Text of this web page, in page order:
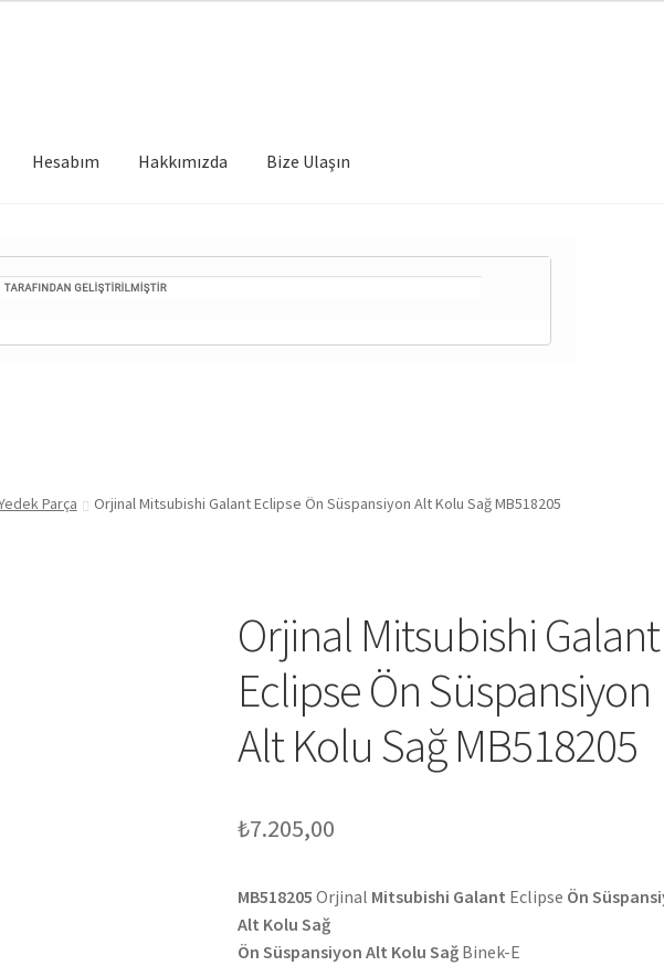
Hesabım Hakkımızda Bize Ulaşın
Parça Orjinal Mitsubishi Galant Eclipse Ön Süspansiyon Alt Kolu Sağ MB518205
Orjinal Mitsubishi Galant
Eclipse Ön Süspansiyon
Alt Kolu Sağ MB518205
₺7.205,00
MB518205 Orjinal Mitsubishi Galant Eclipse Ön
Alt Kolu Sağ
Ön Süspansiyon Alt Kolu Sağ Binek-E